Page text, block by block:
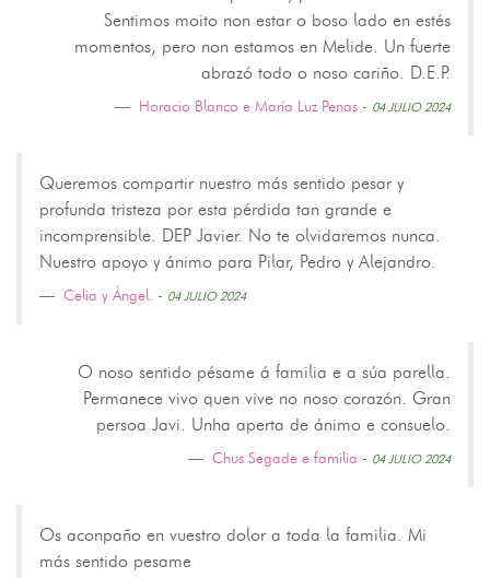
Sentimos moito non estar o boso lado en estés
momentos, pero non estamos en Melide. Un fuerte
abrazó todo o noso cariño. D.E.P.
Horacio Blanco e María Luz Penas - 04 JULIO 2024
Queremos compartir nuestro más sentido pesar y
profunda tristeza por esta pérdida tan grande e
incomprensible. DEP Javier. No te olvidaremos nunca.
Nuestro apoyo y ánimo para Pilar, Pedro y Alejandro.
Celia y Ángel. - 04 JULIO 2024
O noso sentido pésame á familia e a súa parella.
Permanece vivo quen vive no noso corazón. Gran
persoa Javi. Unha aperta de ánimo e consuelo.
Chus Segade e familia - 04 JULIO 2024
Os aconpaño en vuestro dolor a toda la familia. Mi
más sentido pesame